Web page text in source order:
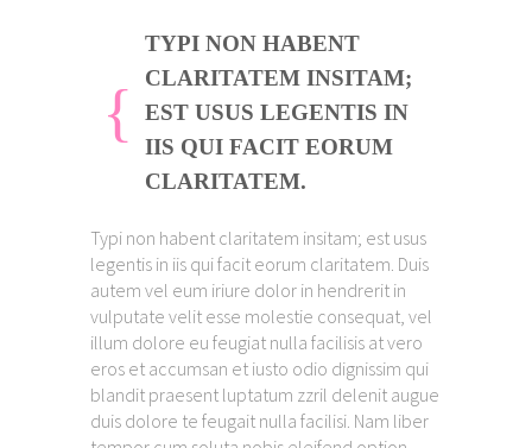
TYPI NON HABENT
CLARITATEM INSITAM;
EST USUS LEGENTIS IN
IIS QUI FACIT EORUM
CLARITATEM.
Typi non habent claritatem insitam; est usus
legentis in iis qui facit eorum claritatem. Duis
autem vel eum iriure dolor in hendrerit in
vulputate velit esse molestie consequat, vel
illum dolore eu feugiat nulla facilisis at vero
eros et accumsan et iusto odio dignissim qui
blandit praesent luptatum zzril delenit augue
duis dolore te feugait nulla facilisi. Nam liber